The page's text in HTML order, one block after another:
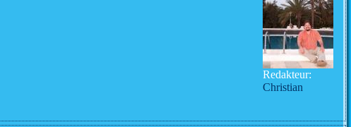
Redakteur:
Christian